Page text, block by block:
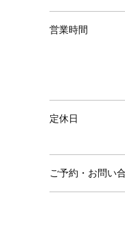
営業時間
定休日
ご予約・お問い